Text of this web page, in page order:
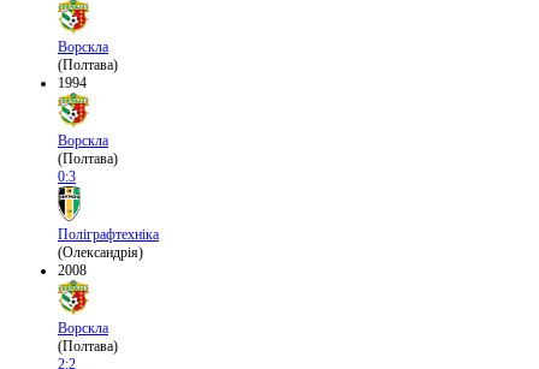
Ворскла
(Полтава)
1994
Ворскла
(Полтава)
0:3
Поліграфтехніка
(Олександрія)
2008
Ворскла
(Полтава)
2:2